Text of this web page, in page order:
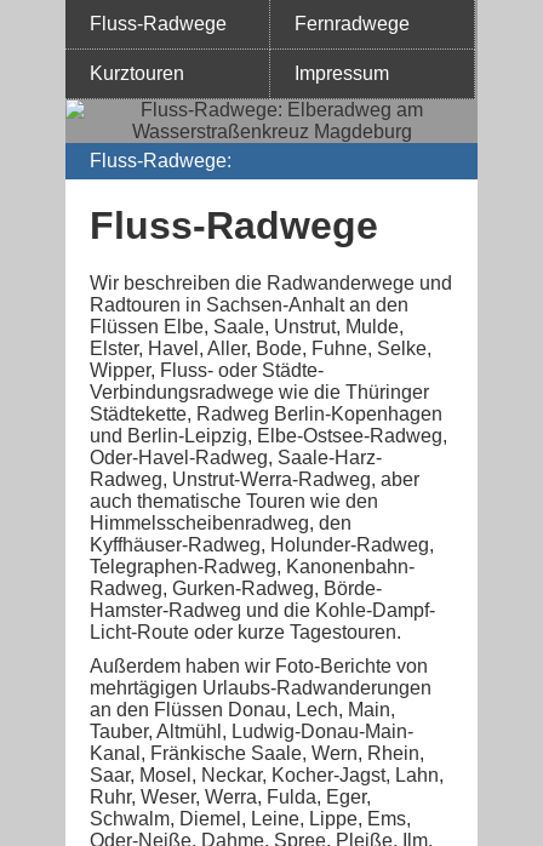
Fluss-Radwege Fernradwege
Kurztouren Impressum
Fluss-Radwege:
Fluss-Radwege
Wir beschreiben die Radwanderwege und
Radtouren in Sachsen-Anhalt an den
Flüssen Elbe, Saale, Unstrut, Mulde,
Elster, Havel, Aller, Bode, Fuhne, Selke,
Wipper, Fluss- oder Städte-
Verbindungsradwege wie die Thüringer
Städtekette, Radweg Berlin-Kopenhagen
und Berlin-Leipzig, Elbe-Ostsee-Radweg,
Oder-Havel-Radweg, Saale-Harz-
Radweg, Unstrut-Werra-Radweg, aber
auch thematische Touren wie den
Himmelsscheibenradweg, den
Kyffhäuser-Radweg, Holunder-Radweg,
Telegraphen-Radweg, Kanonenbahn-
Radweg, Gurken-Radweg, Börde-
Hamster-Radweg und die Kohle-Dampf-
Licht-Route oder kurze Tagestouren.
Außerdem haben wir Foto-Berichte von
mehrtägigen Urlaubs-Radwanderungen
an den Flüssen Donau, Lech, Main,
Tauber, Altmühl, Ludwig-Donau-Main-
Kanal, Fränkische Saale, Wern, Rhein,
Saar, Mosel, Neckar, Kocher-Jagst, Lahn,
Ruhr, Weser, Werra, Fulda, Eger,
Schwalm, Diemel, Leine, Lippe, Ems,
Oder-Neiße, Dahme, Spree, Pleiße, Ilm,